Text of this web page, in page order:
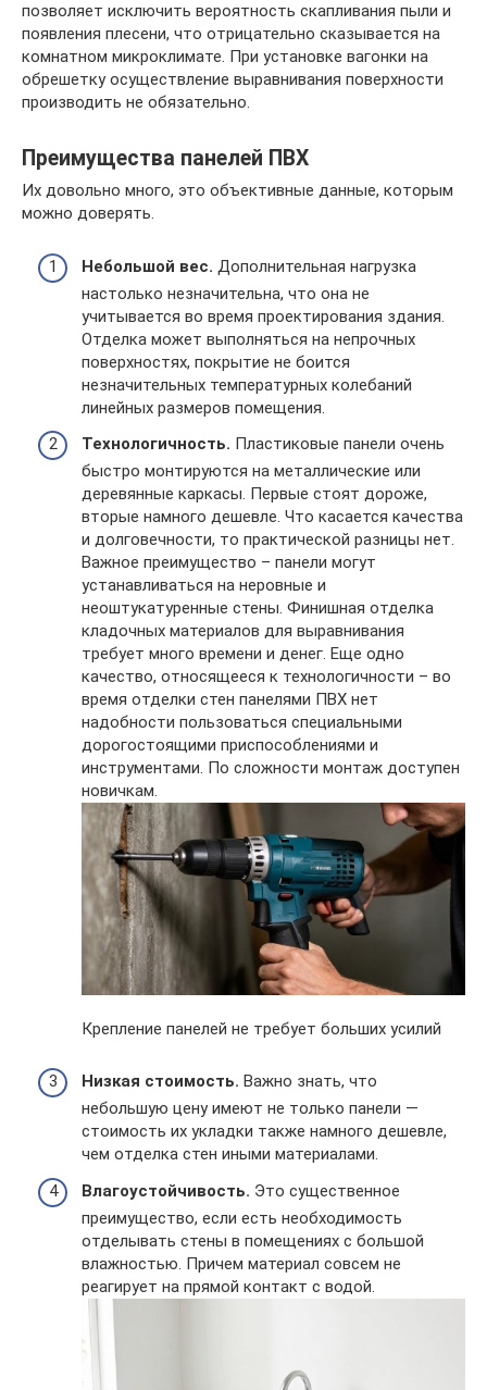
позволяет исключить вероятность скапливания пыли и
появления плесени, что отрицательно сказывается на
комнатном микроклимате. При установке вагонки на
обрешетку осуществление выравнивания поверхности
производить не обязательно.
Преимущества панелей ПВХ
Их довольно много, это объективные данные, которым
можно доверять.
Небольшой вес. Дополнительная нагрузка
настолько незначительна, что она не
учитывается во время проектирования здания.
Отделка может выполняться на непрочных
поверхностях, покрытие не боится
незначительных температурных колебаний
линейных размеров помещения.
Технологичность. Пластиковые панели очень
быстро монтируются на металлические или
деревянные каркасы. Первые стоят дороже,
вторые намного дешевле. Что касается качества
и долговечности, то практической разницы нет.
Важное преимущество – панели могут
устанавливаться на неровные и
неоштукатуренные стены. Финишная отделка
кладочных материалов для выравнивания
требует много времени и денег. Еще одно
качество, относящееся к технологичности – во
время отделки стен панелями ПВХ нет
надобности пользоваться специальными
дорогостоящими приспособлениями и
инструментами. По сложности монтаж доступен
новичкам.
Крепление панелей не требует больших усилий
Низкая стоимость. Важно знать, что
небольшую цену имеют не только панели —
стоимость их укладки также намного дешевле,
чем отделка стен иными материалами.
Влагоустойчивость. Это существенное
преимущество, если есть необходимость
отделывать стены в помещениях с большой
влажностью. Причем материал совсем не
реагирует на прямой контакт с водой.